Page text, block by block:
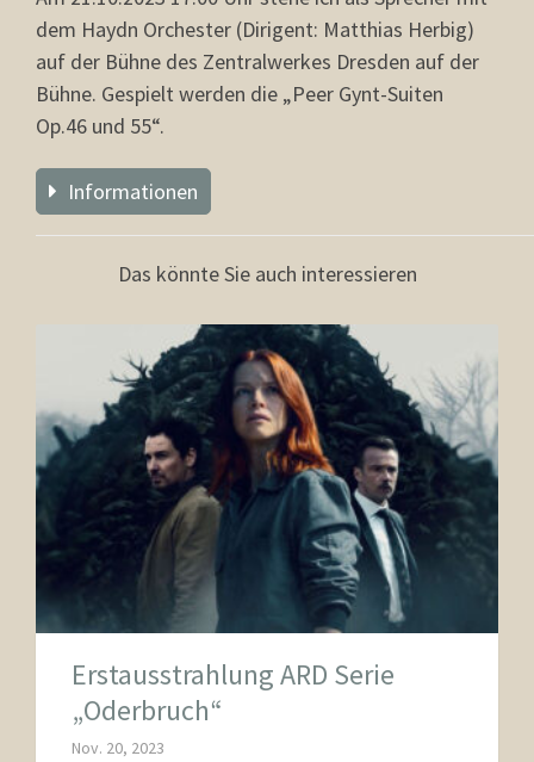
dem Haydn Orchester (Dirigent: Matthias Herbig)
auf der Bühne des Zentralwerkes Dresden auf der
Bühne. Gespielt werden die „Peer Gynt-Suiten
Op.46 und 55“.
Informationen
Das könnte Sie auch interessieren
Erstausstrahlung ARD Serie
„Oderbruch“
Nov. 20, 2023